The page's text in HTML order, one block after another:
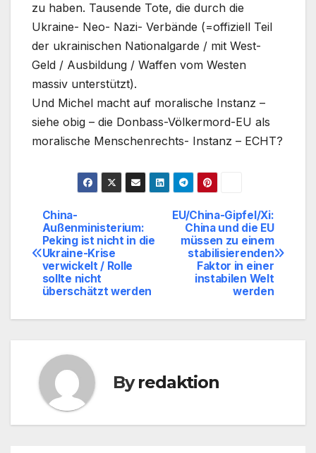
zu haben. Tausende Tote, die durch die
Ukraine- Neo- Nazi- Verbände (=offiziell Teil
der ukrainischen Nationalgarde / mit West-
Geld / Ausbildung / Waffen vom Westen
massiv unterstützt).
Und Michel macht auf moralische Instanz –
siehe obig – die Donbass-Völkermord-EU als
moralische Menschenrechts- Instanz – ECHT?
Beitragsnavigation
EU/China-Gipfel/Xi:
China und die EU
müssen zu einem
stabilisierenden
Faktor in einer
instabilen Welt
werden
China-
Außenministerium:
Peking ist nicht in die
Ukraine-Krise
verwickelt / Rolle
sollte nicht
überschätzt werden
Byredaktion